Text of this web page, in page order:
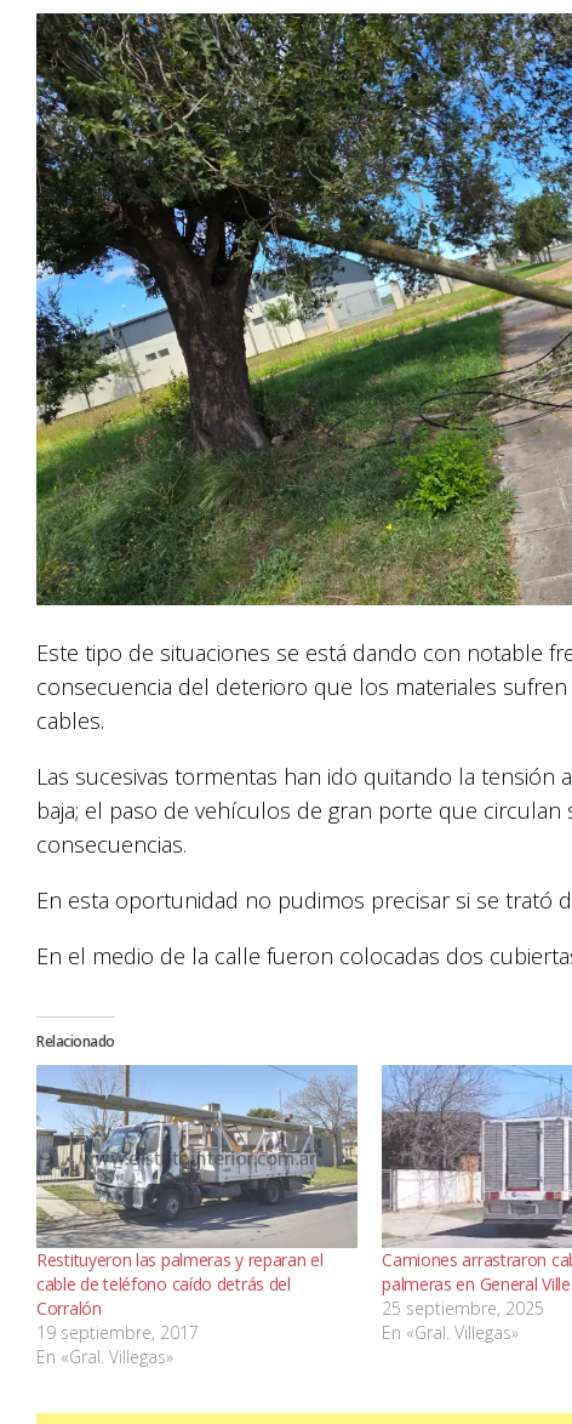
Este tipo de situaciones se está dando con notable
consecuencia del deterioro que los materiales
cables.
Las sucesivas tormentas han ido quitando la
baja; el paso de vehículos de gran porte que
consecuencias.
En esta oportunidad no pudimos precisar si se trató
En el medio de la calle fueron colocadas dos
Relacionado
Restituyeron las palmeras y reparan el
cable de teléfono caído detrás del
Corralón
19 septiembre, 2017
En «Gral. Villegas»
Camiones arrastraron
palmeras en General
25 septiembre, 2025
En «Gral. Villegas»